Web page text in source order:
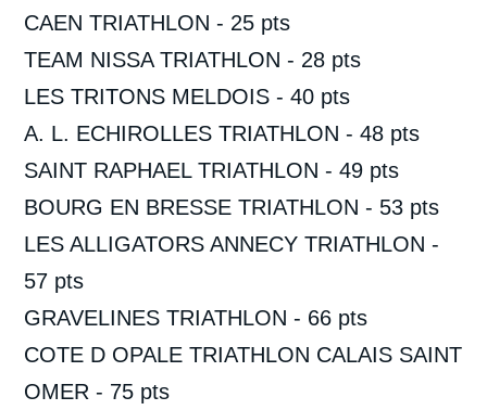
CAEN TRIATHLON - 25 pts
TEAM NISSA TRIATHLON - 28 pts
LES TRITONS MELDOIS - 40 pts
A. L. ECHIROLLES TRIATHLON - 48 pts
SAINT RAPHAEL TRIATHLON - 49 pts
BOURG EN BRESSE TRIATHLON - 53 pts
LES ALLIGATORS ANNECY TRIATHLON -
57 pts
GRAVELINES TRIATHLON - 66 pts
COTE D OPALE TRIATHLON CALAIS SAINT
OMER - 75 pts